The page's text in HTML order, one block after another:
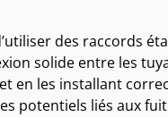
des raccords
solide entre les
en les installant
potentiels liés aux